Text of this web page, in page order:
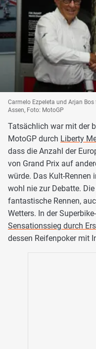
Carmelo Ezpeleta und Arjan
Assen, Foto: MotoGP
Tatsächlich war mit der
MotoGP durch Liberty
dass die Anzahl der
von Grand Prix auf
würde. Das Kult-Rennen
wohl nie zur Debatte.
fantastische Rennen,
Wetters. In der
Sensationssieg durch
dessen Reifenpoker mit